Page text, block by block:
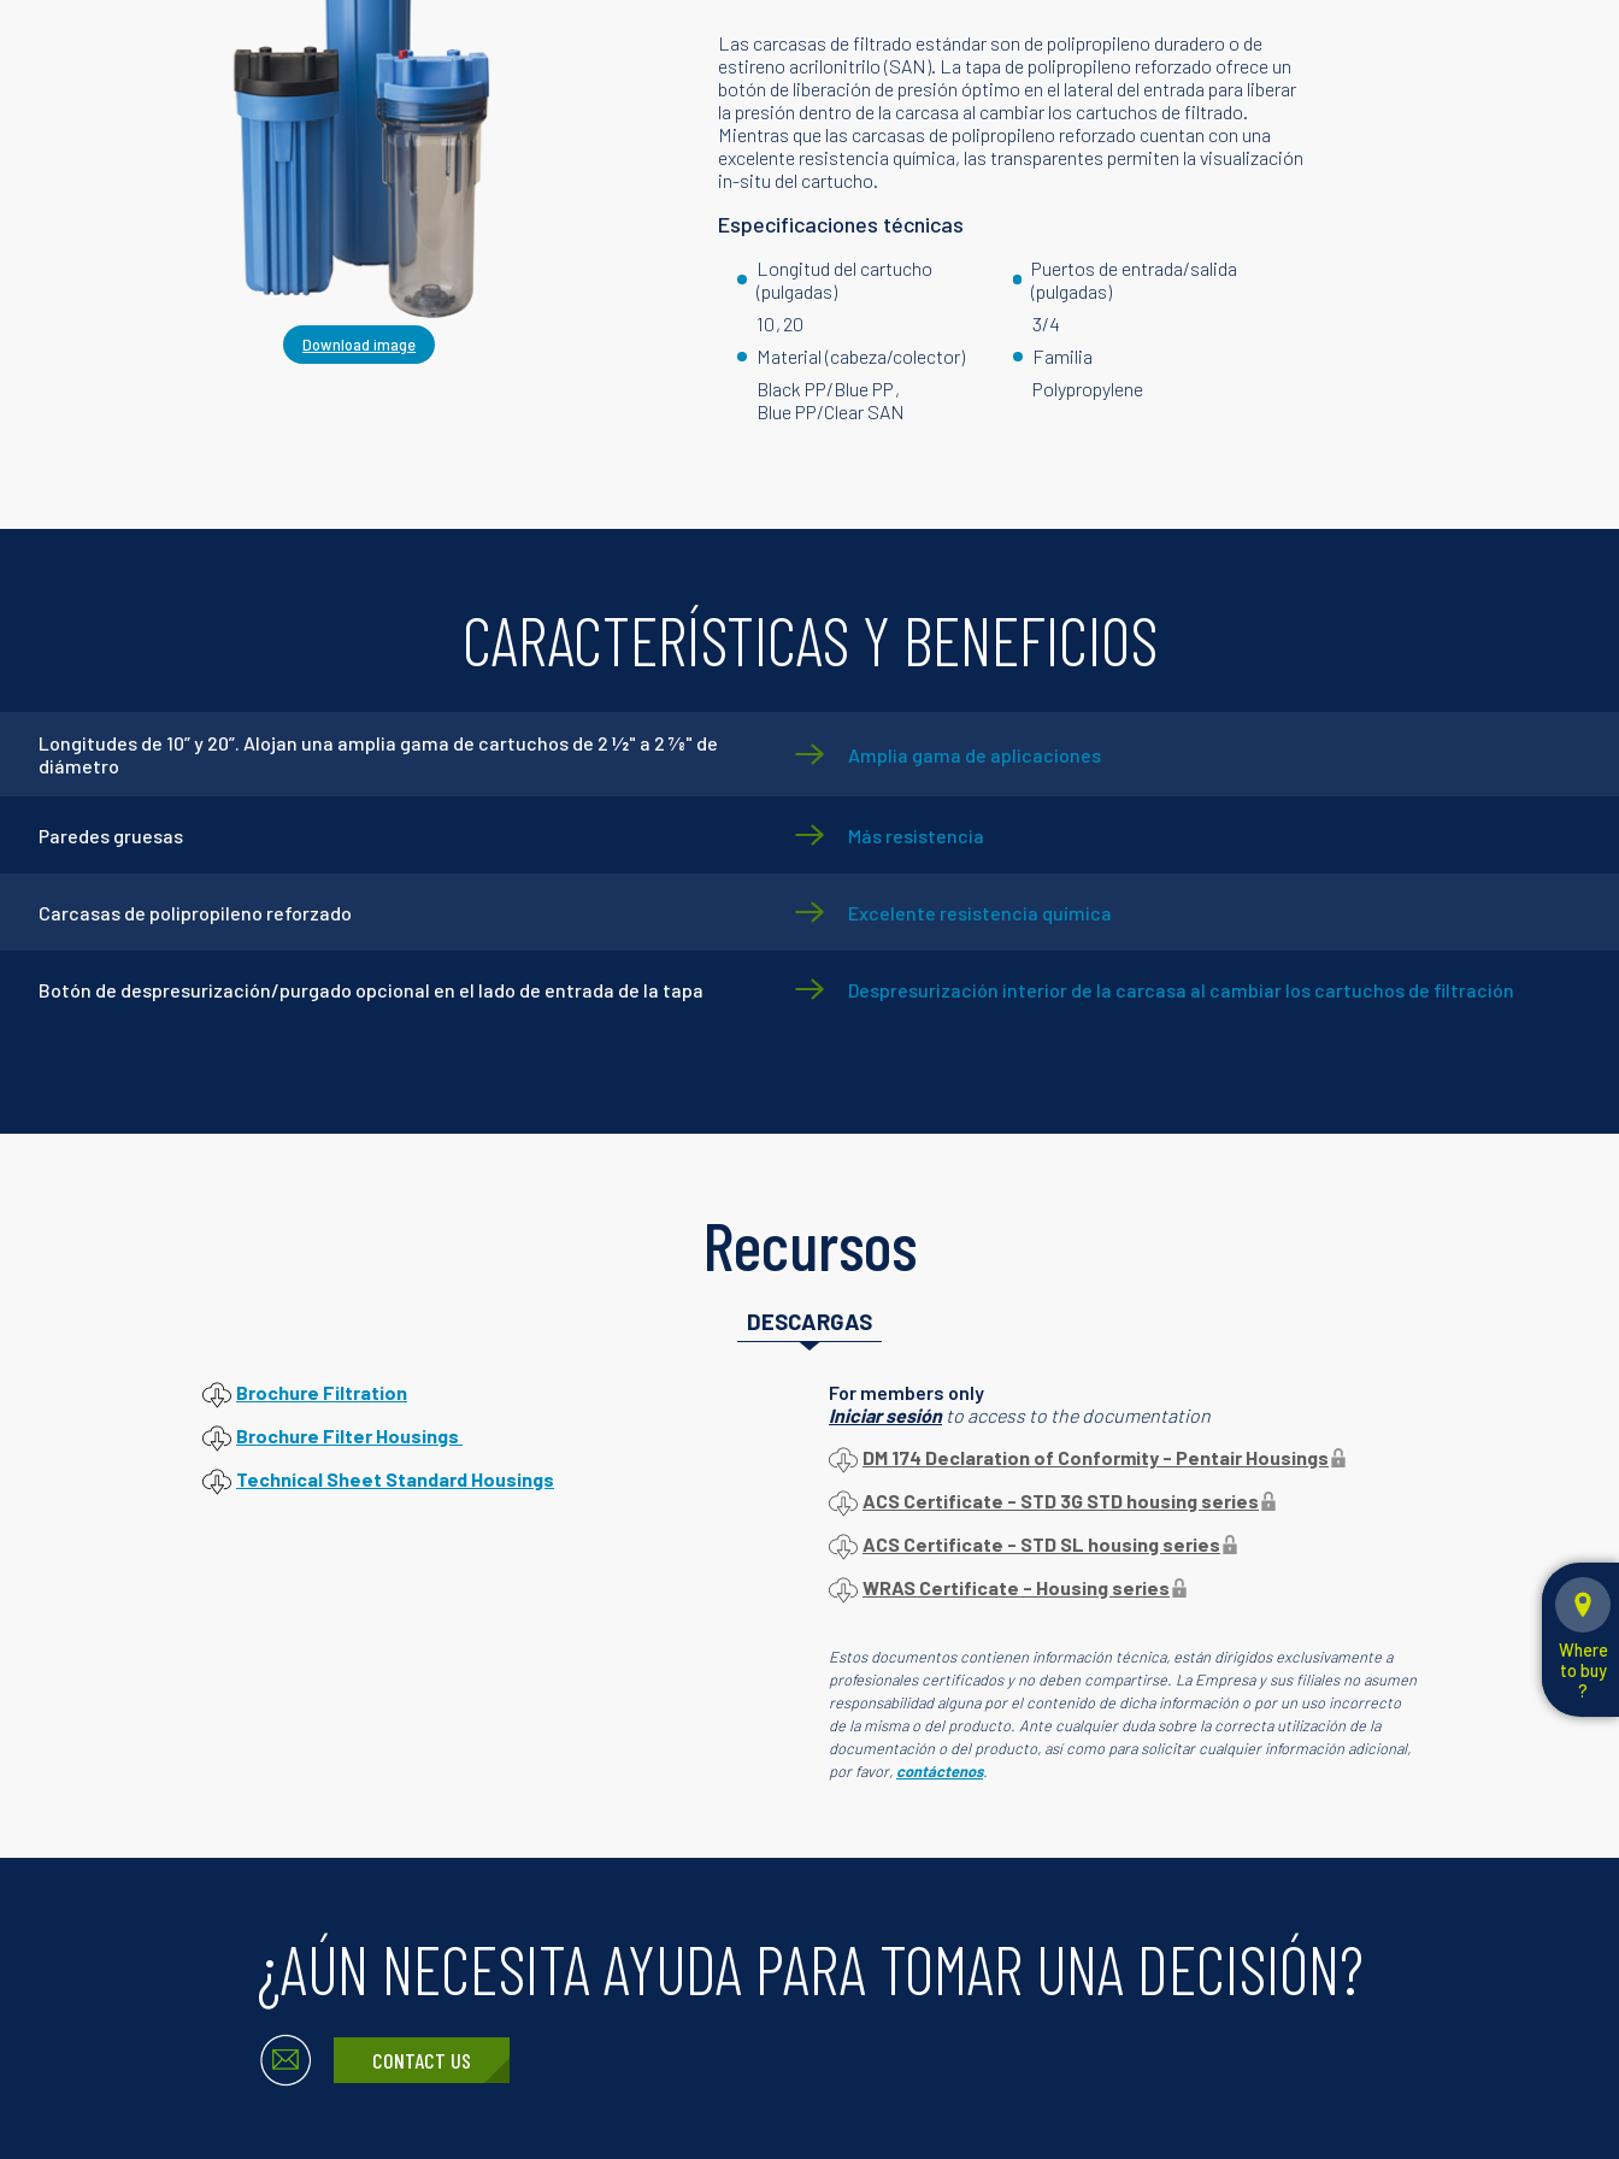
Download image
Las carcasas de filtrado estándar son de polipropileno duradero o de
estireno acrilonitrilo (SAN). La tapa de polipropileno reforzado ofrece un
botón de liberación de presión óptimo en el lateral del entrada para liberar
la presión dentro de la carcasa al cambiar los cartuchos de filtrado.
Mientras que las carcasas de polipropileno reforzado cuentan con una
excelente resistencia química, las transparentes permiten la visualización
in-situ del cartucho.
Especificaciones técnicas
Longitud del cartucho
(pulgadas)
10 20
Puertos de entrada/salida
(pulgadas)
3/4
Material (cabeza/colector)
Black PP/Blue PP
Blue PP/Clear SAN
Familia
Polypropylene
CARACTERÍSTICAS Y BENEFICIOS
Longitudes de 10” y 20”. Alojan una amplia gama de cartuchos de 2 1⁄2" a 2 7⁄8" de
diámetro
Amplia gama de aplicaciones
Paredes gruesas Más resistencia
Carcasas de polipropileno reforzado Excelente resistencia química
Botón de despresurización/purgado opcional en el lado de entrada de la tapa Despresurización interior de la carcasa al cambiar los cartuchos de filtración
Recursos
DESCARGAS
Brochure Filtration
Brochure Filter Housings
Technical Sheet Standard Housings
For members only
Iniciar sesiónto access to the documentation
DM 174 Declaration of Conformity - Pentair Housings
ACS Certificate - STD 3G STD housing series
ACS Certificate - STD SL housing series
WRAS Certificate - Housing series
Estos documentos contienen información técnica, están dirigidos exclusivamente a
profesionales certificados y no deben compartirse. La Empresa y sus filiales no asumen
responsabilidad alguna por el contenido de dicha información o por un uso incorrecto
de la misma o del producto. Ante cualquier duda sobre la correcta utilización de la
documentación o del producto, así como para solicitar cualquier información adicional,
por favor, contáctenos.
¿AÚN NECESITA AYUDA PARA TOMAR UNA DECISIÓN?
CONTACT US
Where
to buy
?